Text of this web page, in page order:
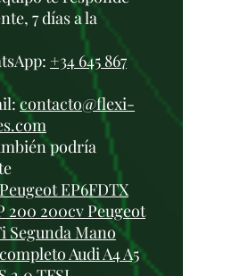
7 días a la
+34 645 867
contacto@flexi-
podría
EP6FDTX
200 200cv Peugeot
Segunda Mano
Audi A4 A5